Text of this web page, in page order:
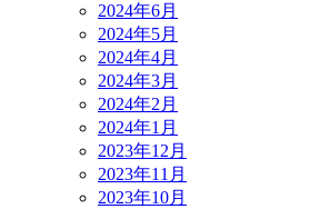
2024年6月
2024年5月
2024年4月
2024年3月
2024年2月
2024年1月
2023年12月
2023年11月
2023年10月